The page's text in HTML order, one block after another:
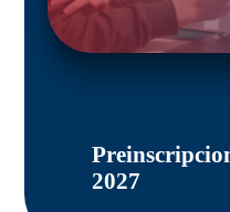
2027